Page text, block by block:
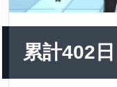
累計402日